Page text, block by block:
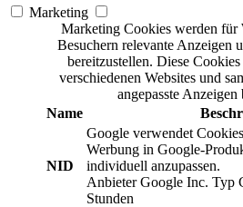
Marketing
Marketing Cookies werden für
Besuchern relevante Anzeigen
bereitzustellen. Diese
verschiedenen Websites und
angepasste Anzeigen
Name
NID
Google verwendet
Werbung in Google-
individuell anzupassen.
Anbieter Google Inc. Typ
Stunden